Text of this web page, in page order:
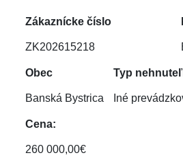
Zákaznícke číslo
ZK202615218
Obec
Banská Bystrica
Typ
Iné
Cena:
260 000,00€